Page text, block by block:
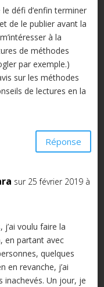
défi d’enfin terminer
de le publier avant la
à la
de méthodes
par exemple.)
sur les méthodes
de lectures en la
Réponse
sur 25 février 2019 à
j’ai voulu faire la
en partant avec
quelques
en revanche, j’ai
inachevés. Un jour, je